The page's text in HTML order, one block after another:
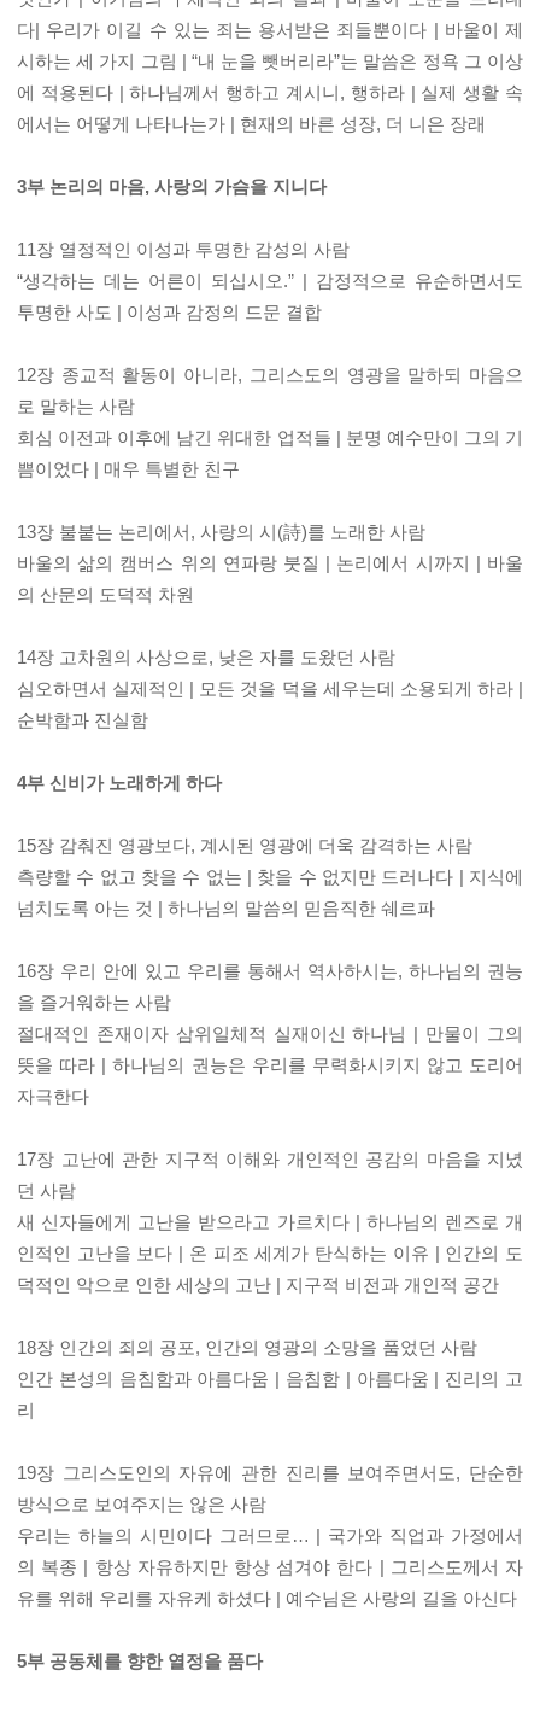
다| 우리가 이길 수 있는 죄는 용서받은 죄들뿐이다 | 바울이 제
시하는 세 가지 그림 | “내 눈을 뺏버리라”는 말씀은 정욕 그 이상
에 적용된다 | 하나님께서 행하고 계시니, 행하라 | 실제 생활 속
에서는 어떻게 나타나는가 | 현재의 바른 성장, 더 니은 장래
3부 논리의 마음, 사랑의 가슴을 지니다
11장 열정적인 이성과 투명한 감성의 사람
“생각하는 데는 어른이 되십시오.” | 감정적으로 유순하면서도
투명한 사도 | 이성과 감정의 드문 결합
12장 종교적 활동이 아니라, 그리스도의 영광을 말하되 마음으
로 말하는 사람
회심 이전과 이후에 남긴 위대한 업적들 | 분명 예수만이 그의 기
쁨이었다 | 매우 특별한 친구
13장 불붙는 논리에서, 사랑의 시(詩)를 노래한 사람
바울의 삶의 캠버스 위의 연파랑 붓질 | 논리에서 시까지 | 바울
의 산문의 도덕적 차원
14장 고차원의 사상으로, 낮은 자를 도왔던 사람
심오하면서 실제적인 | 모든 것을 덕을 세우는데 소용되게 하라 |
순박함과 진실함
4부 신비가 노래하게 하다
15장 감춰진 영광보다, 계시된 영광에 더욱 감격하는 사람
측량할 수 없고 찾을 수 없는 | 찾을 수 없지만 드러나다 | 지식에
넘치도록 아는 것 | 하나님의 말씀의 믿음직한 쉐르파
16장 우리 안에 있고 우리를 통해서 역사하시는, 하나님의 권능
을 즐거워하는 사람
절대적인 존재이자 삼위일체적 실재이신 하나님 | 만물이 그의
뜻을 따라 | 하나님의 권능은 우리를 무력화시키지 않고 도리어
자극한다
17장 고난에 관한 지구적 이해와 개인적인 공감의 마음을 지녔
던 사람
새 신자들에게 고난을 받으라고 가르치다 | 하나님의 렌즈로 개
인적인 고난을 보다 | 온 피조 세계가 탄식하는 이유 | 인간의 도
덕적인 악으로 인한 세상의 고난 | 지구적 비전과 개인적 공간
18장 인간의 죄의 공포, 인간의 영광의 소망을 품었던 사람
인간 본성의 음침함과 아름다움 | 음침함 | 아름다움 | 진리의 고
리
19장 그리스도인의 자유에 관한 진리를 보여주면서도, 단순한
방식으로 보여주지는 않은 사람
우리는 하늘의 시민이다 그러므로… | 국가와 직업과 가정에서
의 복종 | 항상 자유하지만 항상 섬겨야 한다 | 그리스도께서 자
유를 위해 우리를 자유케 하셨다 | 예수님은 사랑의 길을 아신다
5부 공동체를 향한 열정을 품다